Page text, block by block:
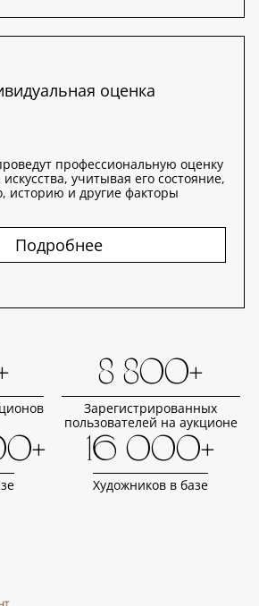
оценка
профессиональную оценку
учитывая его состояние,
историю и другие факторы
Подробнее
8 800+
Зарегистрированных
пользователей на аукционе
16 000+
Художников в базе